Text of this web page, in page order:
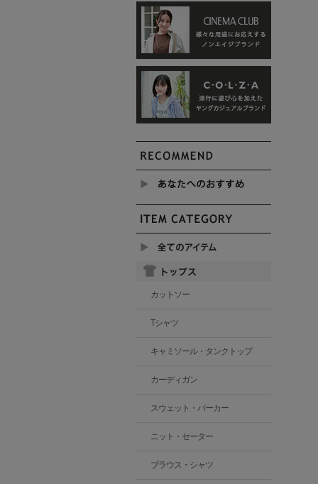
カットソー
Tシャツ
キャミソール・タンクトップ
カーディガン
スウェット・パーカー
ニット・セーター
ブラウス・シャツ